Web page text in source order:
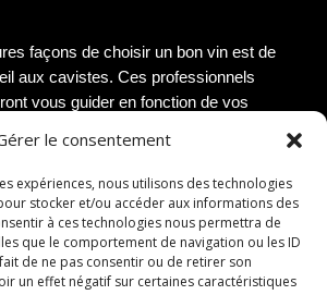
le consentement
expériences, nous utilisons des technologies
stocker et/ou accéder aux informations des
à ces technologies nous permettra de
que le comportement de navigation ou les ID
de ne pas consentir ou de retirer son
un effet négatif sur certaines caractéristiques
façons de choisir un bon vin est de
aux cavistes. Ces professionnels
vous guider en fonction de vos
le vin. Ils pourront vous
vins correspondant à vos goûts,
découvrir de nouvelles pépites et
les accords mets-vins.
et la